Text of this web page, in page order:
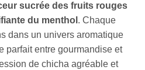
sucrée des fruits rouges
du menthol . Chaque
dans un univers aromatique
parfait entre gourmandise et
de chicha agréable et